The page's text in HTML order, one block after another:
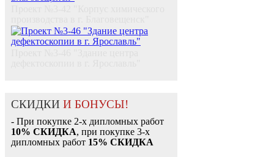
СКИДКИ И БОНУСЫ!
- При покупке 2-х дипломных работ
10% СКИДКА, при покупке 3-х
дипломных работ 15% СКИДКА